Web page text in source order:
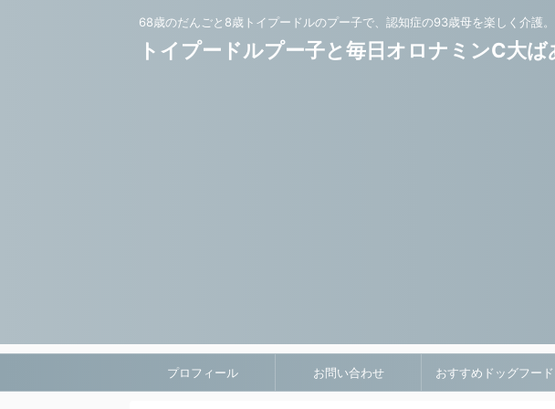
68歳のだんごと8歳トイプードルのプー子で、認知症の93歳母を楽しく介護。
トイプードルプー子と毎日オロナミンC大
プロフィール お問い合わせ おすすめドッグフード